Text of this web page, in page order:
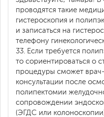
проводятся такие
гистероскопия и
и записаться на
телефону
33. Если требуется
то сориентироваться о
процедуры сможет
консультации после
полипектомии
сопровождении
(ЭГДС или